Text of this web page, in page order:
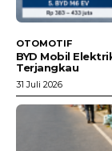
OTOMOTIF
BYD Mobil
Terjangkau
31 Juli 2026